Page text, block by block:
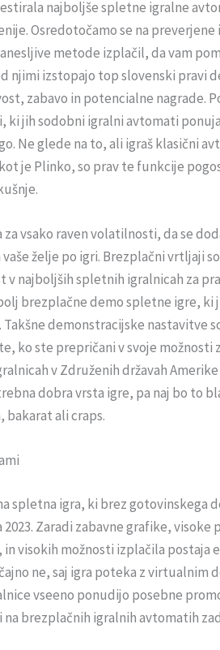
najboljše spletne igralne
Osredotočamo se na preverjene
metode izplačil, da vam
njimi izstopajo top slovenski pravi
zabavo in potencialne nagrade.
ki jih sodobni igralni avtomati
Ne glede na to, ali igraš klasični
je Plinko, so prav te funkcije
vsako raven volatilnosti, da se
želje po igri. Brezplačni vrtljaji
najboljših spletnih igralnicah za
brezplačne demo spletne igre, ki
demonstracijske nastavitve
ko ste prepričani v svoje možnosti
v Združenih državah Amerike
dobra vrsta igre, pa naj bo to
ali craps.
spletna igra, ki brez gotovinskega
Zaradi zabavne grafike, visoke
visokih možnosti izplačila postaja
ne, saj igra poteka z virtualnim
vseeno ponudijo posebne
brezplačnih igralnih avtomatih